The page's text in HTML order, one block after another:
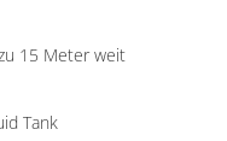
15 Meter weit
Tank